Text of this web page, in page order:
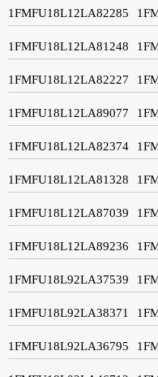
1FMFU18L12LA82285
1FMFU18L12LA81248
1FMFU18L12LA82227
1FMFU18L12LA89077
1FMFU18L12LA82374
1FMFU18L12LA81328
1FMFU18L12LA87039
1FMFU18L12LA89236
1FMFU18L92LA37539
1FMFU18L92LA38371
1FMFU18L92LA36795